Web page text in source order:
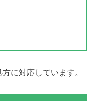
に対応しています。